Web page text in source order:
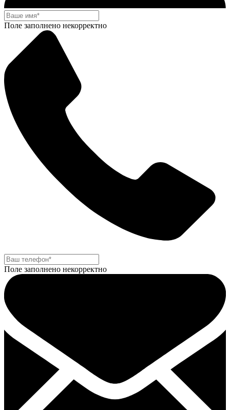
Поле заполнено некорректно
Поле заполнено некорректно